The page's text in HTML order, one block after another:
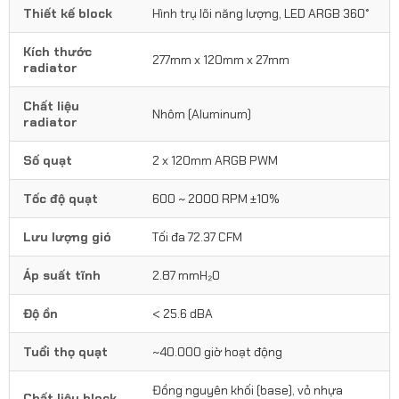
Thiết kế block Hình trụ lõi năng lượng, LED ARGB 360°
Kích thước
radiator
277mm x 120mm x 27mm
Chất liệu
radiator
Nhôm (Aluminum)
Số quạt 2 x 120mm ARGB PWM
Tốc độ quạt 600 ~ 2000 RPM ±10%
Lưu lượng gió Tối đa 72.37 CFM
Áp suất tĩnh 2.87 mmH₂O
Độ ồn < 25.6 dBA
Tuổi thọ quạt ~40.000 giờ hoạt động
Đồng nguyên khối (base), vỏ nhựa